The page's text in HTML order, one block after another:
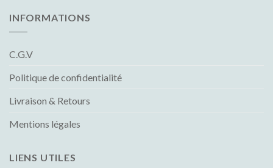
INFORMATIONS
C.G.V
Politique de confidentialité
Livraison & Retours
Mentions légales
LIENS UTILES